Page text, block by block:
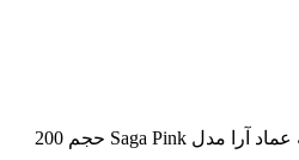
اسپری خوشبو کننده بدن زنانه عماد آرا مدل Saga Pink حجم 200